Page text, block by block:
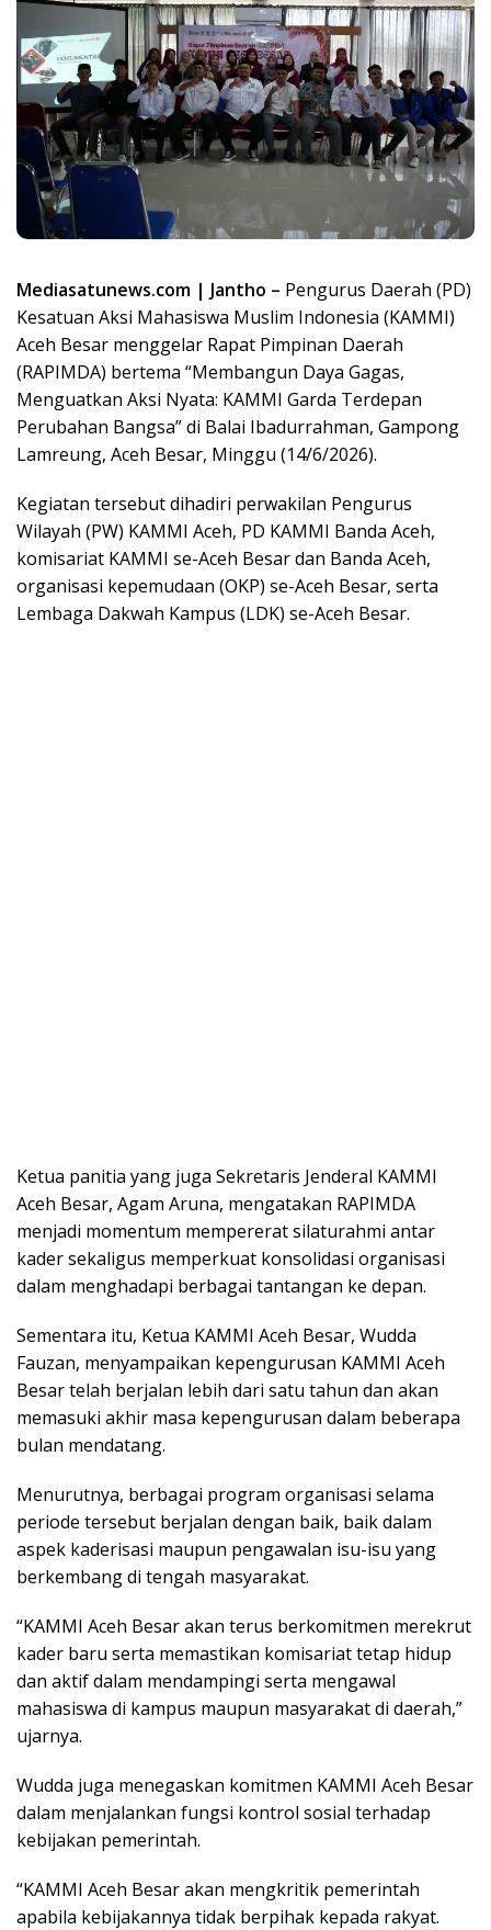
Mediasatunews.com | Jantho – Pengurus Daerah (PD)
Kesatuan Aksi Mahasiswa Muslim Indonesia (KAMMI)
Aceh Besar menggelar Rapat Pimpinan Daerah
(RAPIMDA) bertema “Membangun Daya Gagas,
Menguatkan Aksi Nyata: KAMMI Garda Terdepan
Perubahan Bangsa” di Balai Ibadurrahman, Gampong
Lamreung, Aceh Besar, Minggu (14/6/2026).
Kegiatan tersebut dihadiri perwakilan Pengurus
Wilayah (PW) KAMMI Aceh, PD KAMMI Banda Aceh,
komisariat KAMMI se-Aceh Besar dan Banda Aceh,
organisasi kepemudaan (OKP) se-Aceh Besar, serta
Lembaga Dakwah Kampus (LDK) se-Aceh Besar.
Ketua panitia yang juga Sekretaris Jenderal KAMMI
Aceh Besar, Agam Aruna, mengatakan RAPIMDA
menjadi momentum mempererat silaturahmi antar
kader sekaligus memperkuat konsolidasi organisasi
dalam menghadapi berbagai tantangan ke depan.
Sementara itu, Ketua KAMMI Aceh Besar, Wudda
Fauzan, menyampaikan kepengurusan KAMMI Aceh
Besar telah berjalan lebih dari satu tahun dan akan
memasuki akhir masa kepengurusan dalam beberapa
bulan mendatang.
Menurutnya, berbagai program organisasi selama
periode tersebut berjalan dengan baik, baik dalam
aspek kaderisasi maupun pengawalan isu-isu yang
berkembang di tengah masyarakat.
“KAMMI Aceh Besar akan terus berkomitmen merekrut
kader baru serta memastikan komisariat tetap hidup
dan aktif dalam mendampingi serta mengawal
mahasiswa di kampus maupun masyarakat di daerah,”
ujarnya.
Wudda juga menegaskan komitmen KAMMI Aceh Besar
dalam menjalankan fungsi kontrol sosial terhadap
kebijakan pemerintah.
“KAMMI Aceh Besar akan mengkritik pemerintah
apabila kebijakannya tidak berpihak kepada rakyat.